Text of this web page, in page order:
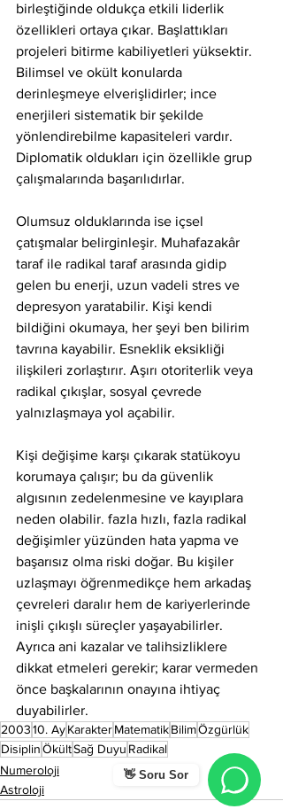
👋 Soru Sor
birleştiğinde oldukça etkili liderlik
özellikleri ortaya çıkar. Başlattıkları
projeleri bitirme kabiliyetleri yüksektir.
Bilimsel ve okült konularda
derinleşmeye elverişlidirler; ince
enerjileri sistematik bir şekilde
yönlendirebilme kapasiteleri vardır.
Diplomatik oldukları için özellikle grup
çalışmalarında başarılıdırlar.
Olumsuz olduklarında ise içsel
çatışmalar belirginleşir. Muhafazakâr
taraf ile radikal taraf arasında gidip
gelen bu enerji, uzun vadeli stres ve
depresyon yaratabilir. Kişi kendi
bildiğini okumaya, her şeyi ben bilirim
tavrına kayabilir. Esneklik eksikliği
ilişkileri zorlaştırır. Aşırı otoriterlik veya
radikal çıkışlar, sosyal çevrede
yalnızlaşmaya yol açabilir.
Kişi değişime karşı çıkarak statükoyu
korumaya çalışır; bu da güvenlik
algısının zedelenmesine ve kayıplara
neden olabilir. fazla hızlı, fazla radikal
değişimler yüzünden hata yapma ve
başarısız olma riski doğar. Bu kişiler
uzlaşmayı öğrenmedikçe hem arkadaş
çevreleri daralır hem de kariyerlerinde
inişli çıkışlı süreçler yaşayabilirler.
Ayrıca ani kazalar ve talihsizliklere
dikkat etmeleri gerekir; karar vermeden
önce başkalarının onayına ihtiyaç
duyabilirler.
200310. AyKarakterMatematikBilimÖzgürlük
DisiplinÖkültSağ Duyu Radikal
Numeroloji
Astroloji